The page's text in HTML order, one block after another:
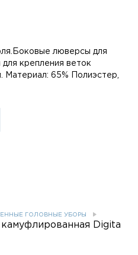
люверсы для
для крепления веток
Материал: 65% Полиэстер,
ГОЛОВНЫЕ УБОРЫ
камуфлированная Digita